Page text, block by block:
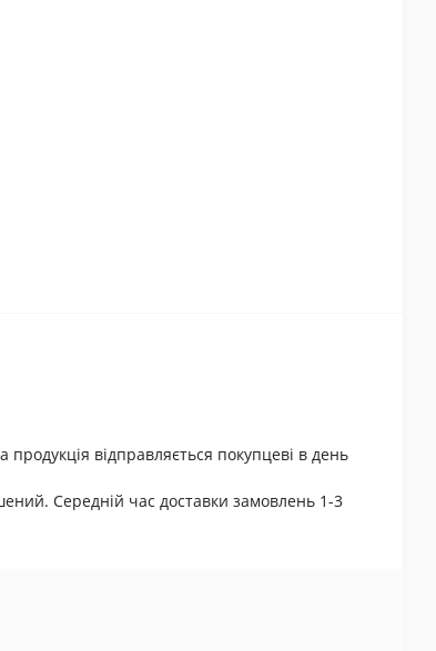
продукція відправляється покупцеві в день
Середній час доставки замовлень 1-3